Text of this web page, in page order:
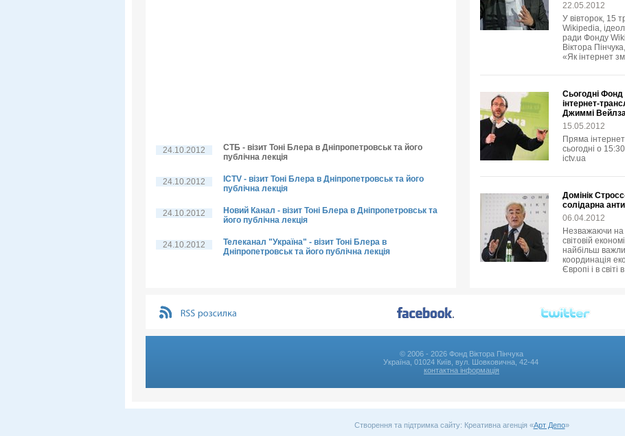
24.10.2012
СТБ - візит Тоні Блера в Дніпропетровськ та його
публічна лекція
24.10.2012
ICTV - візит Тоні Блера в Дніпропетровськ та його
публічна лекція
24.10.2012
Новий Канал - візит Тоні Блера в Дніпропетровськ та
його публічна лекція
24.10.2012
Телеканал "Україна" - візит Тоні Блера в
Дніпропетровськ та його публічна лекція
22.05.2012
У вівторок, 15
Wikipedia,
ради Фонду
Віктора
«Як інтернет
Сьогодні Фонд
інтернет-
Джиммі
15.05.2012
Пряма
сьогодні о
ictv.ua
Домінік
солідарна
06.04.2012
Незважаючи на
світовій
найбільш
координація
Європі і в світі
© 2006 - 2026 Фонд Віктора Пінчука
Україна, 01024 Київ, вул. Шовковична, 42-44
контактна інформація
Створення та підтримка сайту: Креативна агенція «Арт Депо»